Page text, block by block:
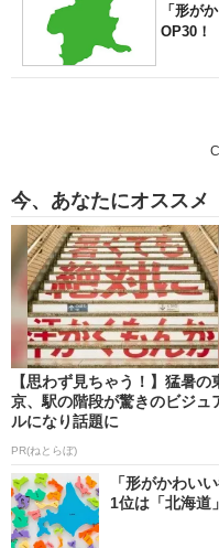
「形が
OP30！
今、あなたにオススメ
【思わず見ちゃう！】猛暑の
京、駅の階段が驚きのビジュ
ルになり話題に
PR(ねとらぼ)
「形がかわい
1位は「北海道